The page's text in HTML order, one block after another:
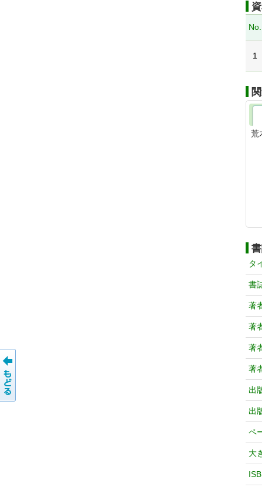
No.
1
荒
タ
書
著
著
著
著
出
出
ペ
大